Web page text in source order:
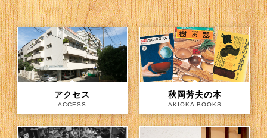
アクセス
ACCESS
秋岡芳夫の本
AKIOKA BOOKS